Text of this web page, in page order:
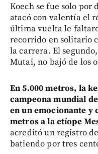
Koech se fue solo por
atacó con valentía el
última vuelta le
recorrido en solitario
la carrera. El
Mutai, no bajó de los
En 5.000 metros, la
campeona mundial
en un emocionante y
metros a la etíope
acreditó un registro
batiendo por tres